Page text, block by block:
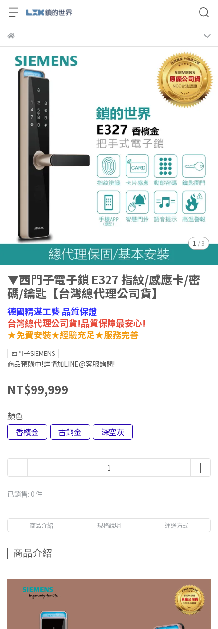
1 /3
▼西門子電子鎖 E327 指紋/感應卡/密
碼/鑰匙【台灣總代理公司貨】
德國精湛工藝 品質保證
台灣總代理公司貨!品質保障最安心!
★免費安裝★經驗充足★服務完善
西門子SIEMENS
商品預購中!詳情加LINE@客服詢問!
NT$99,999
顏色
香檳金
古銅金 深空灰
已銷售: 0 件
商品介紹 規格說明 運送方式
商品介紹